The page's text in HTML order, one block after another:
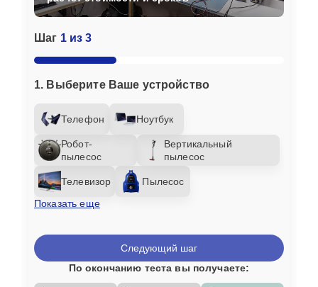
Шаг 1 из 3
1. Выберите Ваше устройство
Телефон Ноутбук
Робот-
пылесос
Вертикальный
пылесос
Телевизор
Пылесос
Показать еще
Следующий шаг
По окончанию теста вы получаете: